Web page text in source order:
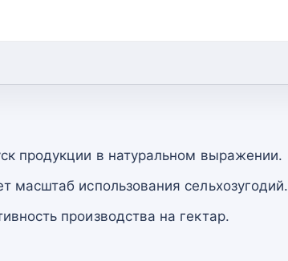
продукции в натуральном выражении.
использования сельхозугодий.
производства на гектар.